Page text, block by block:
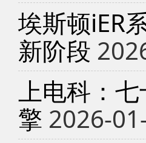
埃斯顿iER
新阶段
上电科：
擎 2026-